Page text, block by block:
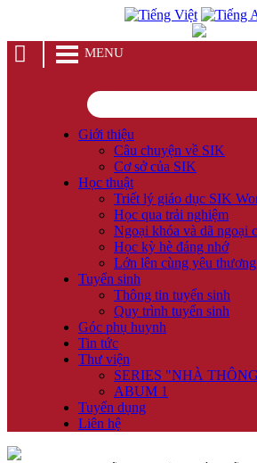
MENU
Giới thiệu
Câu chuyện về SIK
Cơ sở của SIK
Học thuật
Triết lý giáo dục SIK
Học qua trải nghiệm
Ngoại khóa và dã ngoại
Học kỳ hè đáng nhớ
Lớn lên cùng yêu
Tuyển sinh
Thông tin tuyển sinh
Quy trình tuyển sinh
Góc phụ huynh
Tin tức
Thư viện
SERIES "NHÀ
ABUM 1
Tuyển dụng
Liên hệ